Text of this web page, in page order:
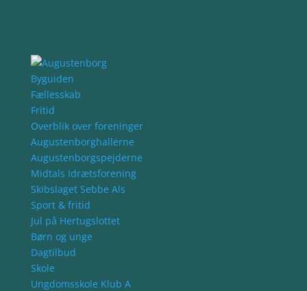
Byguiden
Fællesskab
Fritid
Overblik over foreninger
Augustenborghallerne
Augustenborgspejderne
Midtals Idrætsforening
Skibslaget Sebbe Als
Sport & fritid
Jul på Hertugslottet
Børn og unge
Dagtilbud
Skole
Ungdomsskole Klub A